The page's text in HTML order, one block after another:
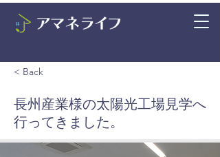
< Back
長州産業様の太陽光工場見学へ
行ってきました。